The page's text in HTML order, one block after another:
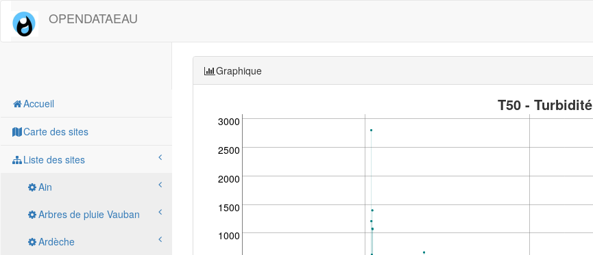
OPENDATAEAU
Accueil
Carte des sites
Liste des sites
Ain
Arbres de pluie Vauban
Ardèche
Graphique
T50 - Turbidité
1000
1500
2000
2500
3000